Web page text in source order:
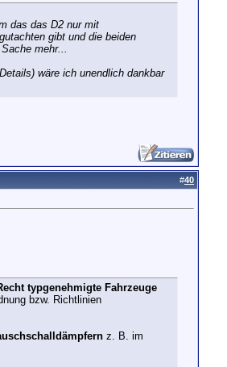
das das D2 nur mit
gibt und die beiden
mehr...
wäre ich unendlich dankbar
#40
typgenehmigte Fahrzeuge
bzw. Richtlinien
z. B. im